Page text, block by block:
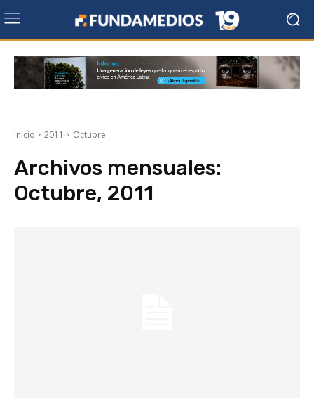
Inicio 2011 Octubre
Archivos mensuales:
Octubre, 2011